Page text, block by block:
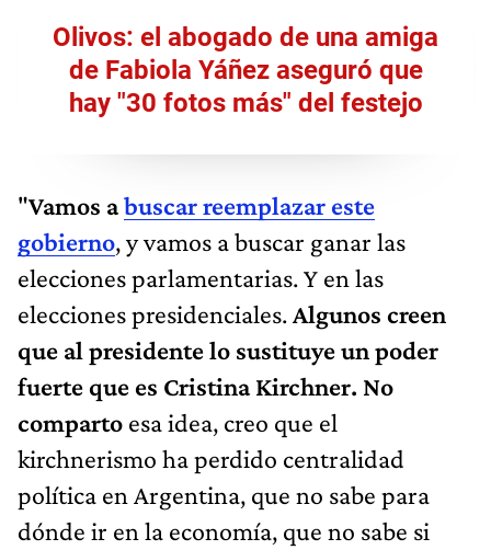
Olivos: el abogado de una amiga
de Fabiola Yáñez aseguró que
hay "30 fotos más" del festejo
"Vamos abuscar reemplazar este
gobierno, y vamos a buscar ganar las
elecciones parlamentarias. Y en las
elecciones presidenciales.Algunos creen
que al presidente lo sustituye un poder
fuerte que es Cristina Kirchner. No
comparto esa idea, creo que el
kirchnerismo ha perdido centralidad
política en Argentina, que no sabe para
dónde ir en la economía, que no sabe si